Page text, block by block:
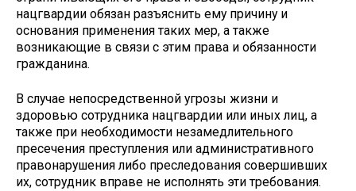
нацгвардии обязан разъяснить ему причину и
основания применения таких мер, а также
возникающие в связи с этим права и обязанности
гражданина.
В случае непосредственной угрозы жизни и
здоровью сотрудника нацгвардии или иных лиц, а
также при необходимости незамедлительного
пресечения преступления или административного
правонарушения либо преследования совершивших
их, сотрудник вправе не исполнять эти требования.